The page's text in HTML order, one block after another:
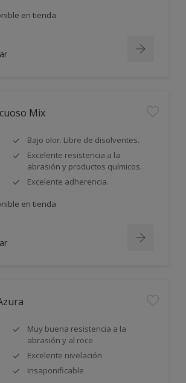
en tienda
Mix
Bajo olor. Libre de disolventes.
Excelente resistencia a la
abrasión y productos químicos.
Excelente adherencia.
en tienda
Muy buena resistencia a la
abrasión y al roce
Excelente nivelación
Insaponificable